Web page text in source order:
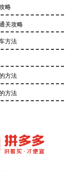
略
关攻略
方法
方法
方法